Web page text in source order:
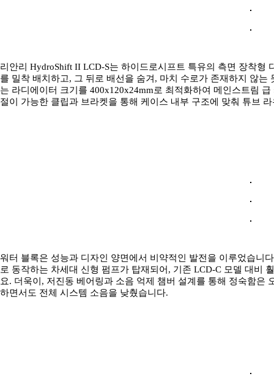
리안리 HydroShift II LCD-S는 하이드로시프트 특유의 측면 장착형
를 밀착 배치하고, 그 뒤로 배선을 숨겨, 마치 수로가 존재하지 않
는 라디에이터 크기를 400x120x24mm로 최적화하여 메인스트림
절이 가능한 클립과 브라켓을 통해 케이스 내부 구조에 맞춰 튜브
워터 블록은 성능과 디자인 양면에서 비약적인 발전을 이루었습니
로 동작하는 차세대 신형 펌프가 탑재되어, 기존 LCD-C 모델 대비
요. 더욱이, 저진동 베어링과 소음 억제 챔버 설계를 통해 정숙함은
하면서도 전체 시스템 소음을 낮췄습니다.